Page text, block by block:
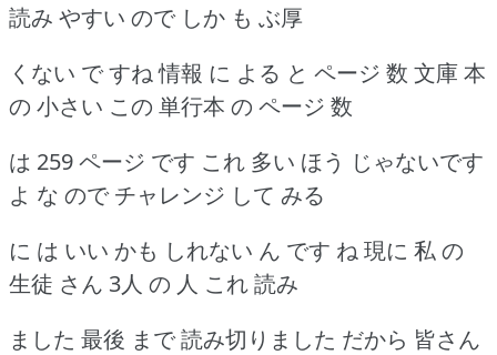
読み やすい ので しか も ぶ厚
くない で すね 情報 に よる と ページ 数 文庫 本
の 小さい この 単行本 の ページ 数
は 259 ページ です これ 多い ほう じゃないです
よ な ので チャレンジ して みる
に は いい かも しれない ん です ね 現に 私 の
生徒 さん 3人 の 人 これ 読み
ました 最後 まで 読み切りました だから 皆さん